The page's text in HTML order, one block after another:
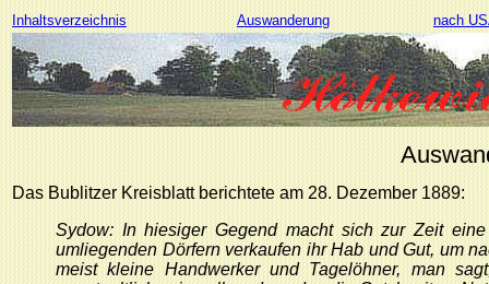
Inhaltsverzeichnis Auswanderung nach
Das Bublitzer Kreisblatt berichtete am 28. Dezember 1889:
Sydow: In hiesiger Gegend macht sich zur Zeit
umliegenden Dörfern verkaufen ihr Hab und Gut, um
meist kleine Handwerker und Tagelöhner, man